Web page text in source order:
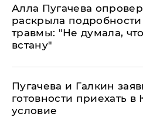
Алла Пугачева
раскрыла
травмы: "Не думала,
встану"
Пугачева и Галкин
готовности приехать в
условие